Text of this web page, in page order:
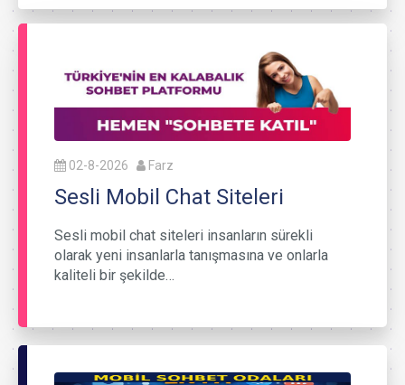
02-8-2026 Farz
Sesli Mobil Chat Siteleri
Sesli mobil chat siteleri insanların sürekli
olarak yeni insanlarla tanışmasına ve onlarla
kaliteli bir şekilde…